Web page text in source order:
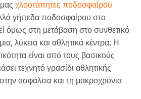
χλοοτάπητες ποδοσφαίρου
γήπεδα ποδοσφαίρου στο
όμως στη μετάβαση στο συνθετικό
λύκεια και αθλητικά κέντρα; Η
είναι από τους βασικούς
τεχνητό γρασίδι αθλητικής
ασφάλεια και τη μακροχρόνια